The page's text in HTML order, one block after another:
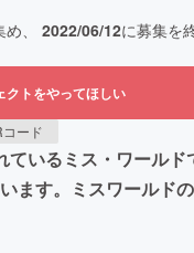
、 2022/06/12に募集を
クトをやってほしい
ード
いるミス・ワール
す。ミスワールド